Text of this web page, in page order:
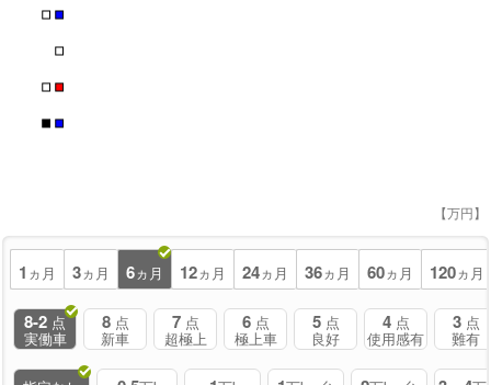
■ ■
■
■ ■
■ ■
【万円】
1 ヵ月 3ヵ月 6ヵ月 12ヵ月 24ヵ月 36ヵ月 60ヵ月 120ヵ月
8-2 点
実働車
8 点
新車
7 点
超極上
6 点
極上車
5 点
良好
4 点
使用感有
3 点
難有